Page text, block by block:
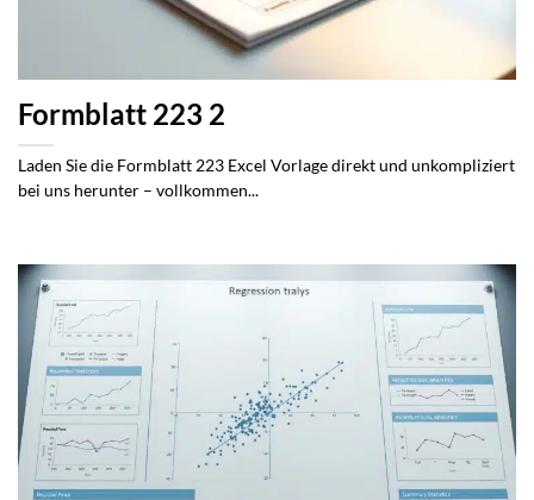
Formblatt 223 2
Laden Sie die Formblatt 223 Excel Vorlage direkt und unkompliziert
bei uns herunter – vollkommen...